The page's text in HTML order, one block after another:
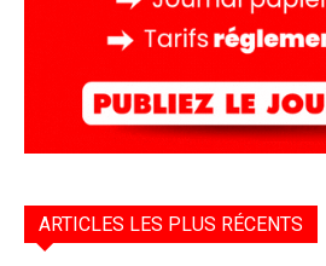
ARTICLES LES PLUS RÉCENTS